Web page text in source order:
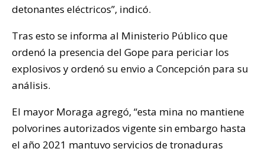
detonantes eléctricos”, indicó.
Tras esto se informa al Ministerio Público que
ordenó la presencia del Gope para periciar los
explosivos y ordenó su envio a Concepción para su
análisis.
El mayor Moraga agregó, “esta mina no mantiene
polvorines autorizados vigente sin embargo hasta
el año 2021 mantuvo servicios de tronaduras